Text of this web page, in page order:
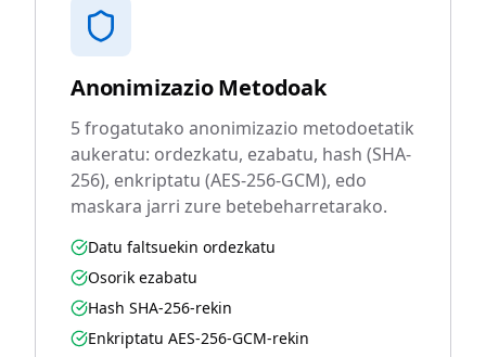
Anonimizazio Metodoak
5 frogatutako anonimizazio metodoetatik
aukeratu: ordezkatu, ezabatu, hash (SHA-
256), enkriptatu (AES-256-GCM), edo
maskara jarri zure betebeharretarako.
Datu faltsuekin ordezkatu
Osorik ezabatu
Hash SHA-256-rekin
Enkriptatu AES-256-GCM-rekin